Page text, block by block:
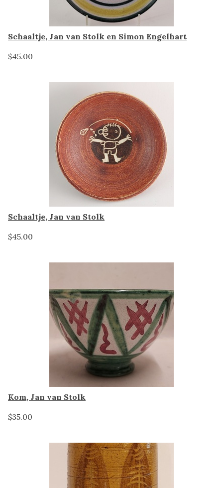
Schaaltje, Jan van Stolk en Simon Engelhart
$45.00
Schaaltje, Jan van Stolk
$45.00
Kom, Jan van Stolk
$35.00